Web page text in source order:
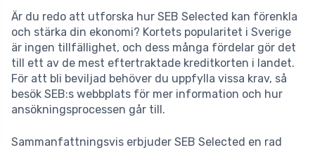
Är du redo att utforska hur SEB Selected kan förenkla
och stärka din ekonomi? Kortets popularitet i Sverige
är ingen tillfällighet, och dess många fördelar gör det
till ett av de mest eftertraktade kreditkorten i landet.
För att bli beviljad behöver du uppfylla vissa krav, så
besök SEB:s webbplats för mer information och hur
ansökningsprocessen går till.
Sammanfattningsvis erbjuder SEB Selected en rad